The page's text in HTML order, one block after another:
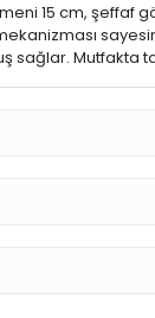
15 cm,
sağlar. Mutfakta